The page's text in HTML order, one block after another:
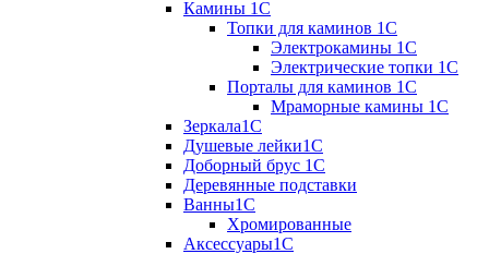
Камины 1C
Топки для каминов 1C
Электрокамины 1С
Электрические топки 1C
Порталы для каминов 1С
Мраморные камины 1C
Зеркала1С
Душевые лейки1С
Доборный брус 1С
Деревянные подставки
Ванны1С
Хромированные
Аксессуары1С